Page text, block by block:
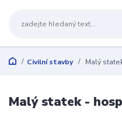
Civilní stavby Malý
Malý statek -